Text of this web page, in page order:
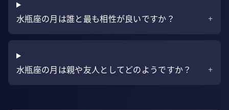
水瓶座の月は誰と最も相性が良いですか？ +
水瓶座の月は親や友人としてどのようですか？ +